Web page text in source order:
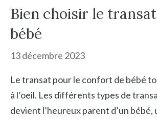
Bien choisir le
bébé
13 décembre 2023
Le transat pour le confort de bébé
à l’oeil. Les différents types de
devient l’heureux parent d’un bébé,